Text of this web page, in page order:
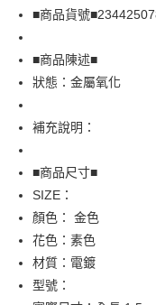
Apple Pay
街口支付
悠遊付
全盈+PAY
相關說明
AFTEE先享後付是「在收
便利好安心！
１．簡單：不需註冊會員、
２．便利：只要手機號碼，
３．安心：先確認商品／服
【「AFTEE先享後付」結帳
運送方式
全家取貨付款
免運費
■商品貨號
■商品陳述■
狀態：金屬氧化
補充說明：
■商品尺寸■
SIZE：
顏色： 金色
花色：素色
材質：電鍍
型號：